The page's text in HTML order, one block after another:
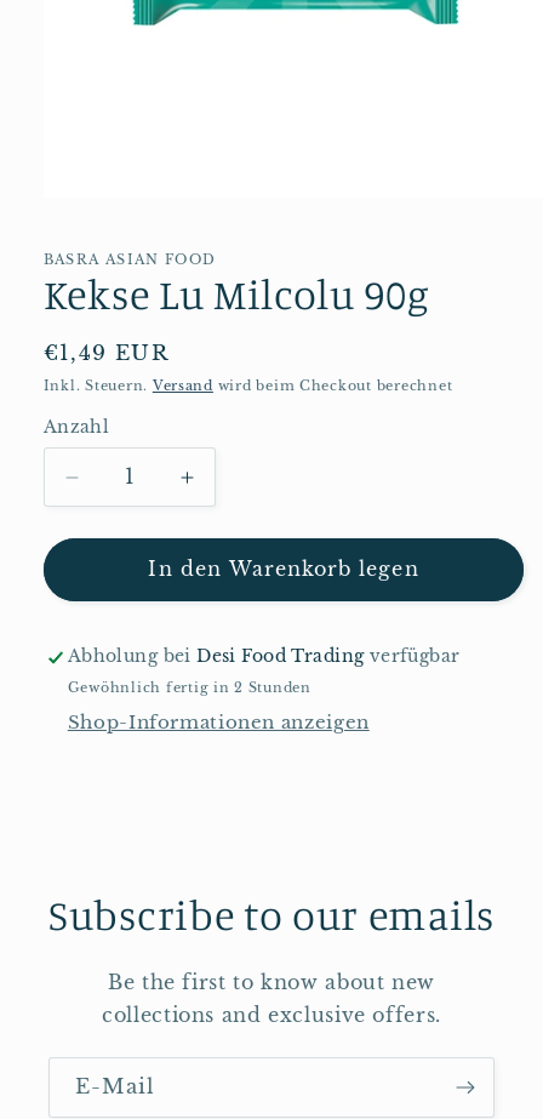
Modal
BASRA ASIAN FOOD
Kekse Lu Milcolu 90g
Normaler
Preis
€1,49 EUR
Inkl. Steuern. Versand wird beim Checkout berechnet
Anzahl
Anzahl
Verringere
die
Menge
Kekse
Milcolu
Erhöhe
die
Menge
für
Milcolu
In den Warenkorb legen
Abholung beiDesi Food Tradingverfügbar
Gewöhnlich fertig in 2 Stunden
Shop-Informationen anzeigen
Subscribe to our emails
Be the first to know about new
collections and exclusive offers.
E-Mail